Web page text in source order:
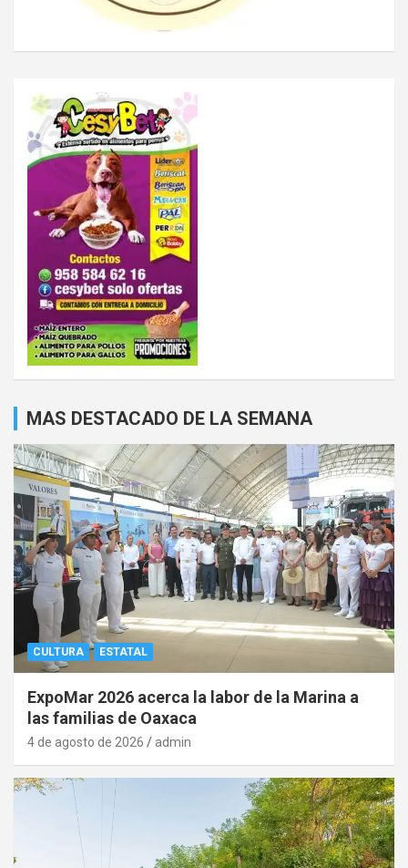
MAS DESTACADO DE LA SEMANA
CULTURA ESTATAL
ExpoMar 2026 acerca la labor de la Marina a
las familias de Oaxaca
4 de agosto de 2026 admin